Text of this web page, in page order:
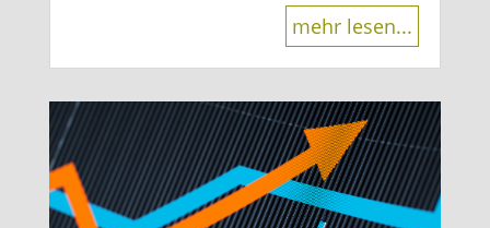
mehr lesen...